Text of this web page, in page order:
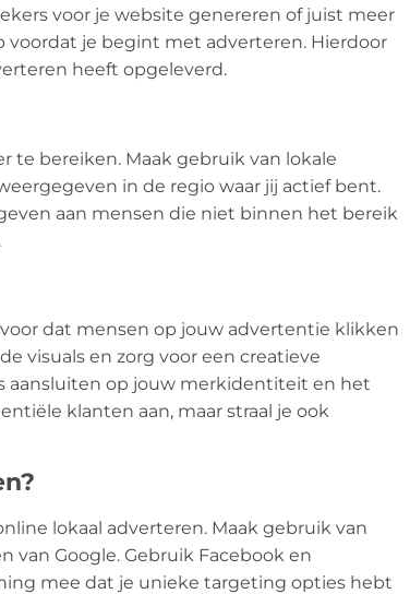
voor je website genereren of juist meer
voordat je begint met adverteren. Hierdoor
heeft opgeleverd.
te bereiken. Maak gebruik van lokale
in de regio waar jij actief bent.
aan mensen die niet binnen het bereik
dat mensen op jouw advertentie klikken
visuals en zorg voor een creatieve
aansluiten op jouw merkidentiteit en het
klanten aan, maar straal je ook
lokaal adverteren. Maak gebruik van
van Google. Gebruik Facebook en
mee dat je unieke targeting opties hebt